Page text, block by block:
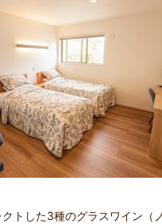
トした3種のグラスワイン（